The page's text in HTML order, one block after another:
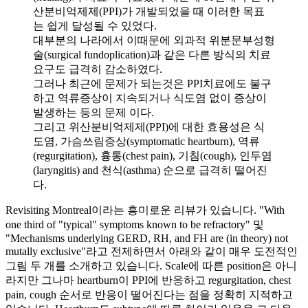
산분비억제제(PPI)가 개발되었을 때 이러한 목표
는 쉽게 달성될 수 있었다.
대부분의 나라에서 이때문에 외과적 위분문부성형
술(surgical fundoplication)과 같은 다른 방식의 치료
요구도 급격히 감소하였다.
그러나 최근에 문제가 되는것은 PPI치료에도 불구
하고 역류증상이 지속되거나 식도염 없이 증상이
발생하는 등의 문제 이다.
그리고 위산분비억제제(PPI)에 대한 효용성은 식
도염, 가슴쓰림증상(symptomatic heartburn), 역류
(regurgitation), 흉통(chest pain), 기침(cough), 인두염
(laryngitis) and 천식(asthma) 순으로 급격히 떨어진
다.
Revisiting Montreal이라는 흥미로운 리뷰가 있습니다. "With
one third of "typical" symptoms known to be refractory" 및
"Mechanisms underlying GERD, RH, and FH are (in theory) not
mutally exclusive"라고 전제하면서 아래와 같이 매우 도전적인
그림 두 개를 소개하고 있습니다. Scale에 따른 position은 아니
라지만 그나마 heartburn이 PPI에 반응하고 regurgitation, chest
pain, cough 순서로 반응이 떨어진다는 점을 정확히 지적하고